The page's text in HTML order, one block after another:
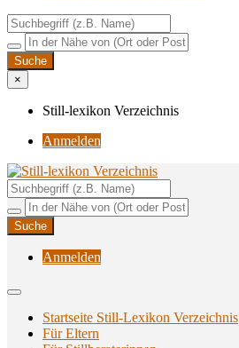
×
Still-lexikon Verzeichnis
Anmelden
Still-lexikon Verzeichnis
Unterstützungsangebote rund ums Stillen
Anmelden
Startseite Still-Lexikon Verzeichnis
Für Eltern